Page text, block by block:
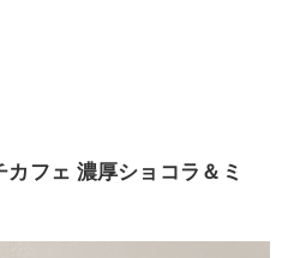
フェ 濃厚ショコラ＆ミ